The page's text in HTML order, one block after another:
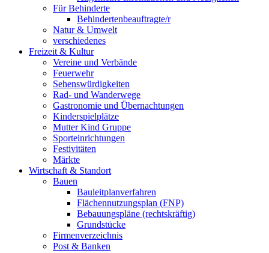
Für Behinderte
Behindertenbeauftragte/r
Natur & Umwelt
verschiedenes
Freizeit & Kultur
Vereine und Verbände
Feuerwehr
Sehenswürdigkeiten
Rad- und Wanderwege
Gastronomie und Übernachtungen
Kinderspielplätze
Mutter Kind Gruppe
Sporteinrichtungen
Festivitäten
Märkte
Wirtschaft & Standort
Bauen
Bauleitplanverfahren
Flächennutzungsplan (FNP)
Bebauungspläne (rechtskräftig)
Grundstücke
Firmenverzeichnis
Post & Banken